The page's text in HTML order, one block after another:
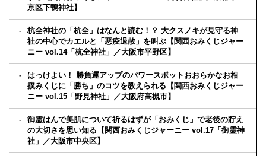
京区下鴨神社】
杭全神社の「杭全」はなんと読む！？ 大クスノキが見守る神
社の中心でカエルと「悪疫退散」を叫ぶ【関西おみくじジャー
ニー vol.14「杭全神社」／大阪市平野区】
はっけよい！ 勝負運アップのパワースポットおおらかなお相
撲みくじに「勝ち」のコツを教えられる【関西おみくじジャー
ニー vol.15「野見神社」／大阪府高槻市】
御霊はんで美肌について祈るはずが「おみくじ」で老後の貯え
の大切さを思い知る【関西おみくじジャーニー vol.17「御霊神
社」／大阪市中央区】